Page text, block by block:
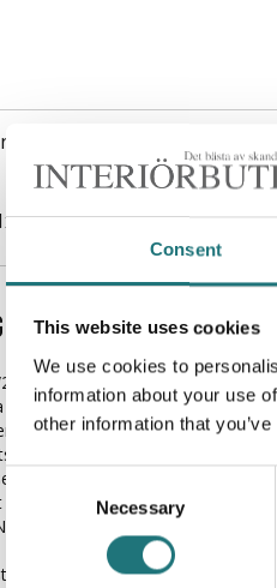
Consent
This website uses cookies
We use cookies to
information about your use
other information that
Consent
Necessary
vitt opalglas.
i design av Poul Henningsen
skärmarna sprids över en
relation på 3:2:1 - varje skärm
utifrån principen om ett
nedåt. Skärmarna är utförda i
utsidan och sandblästrat matt
Överstruket pris är
pris är ett rekommenderat